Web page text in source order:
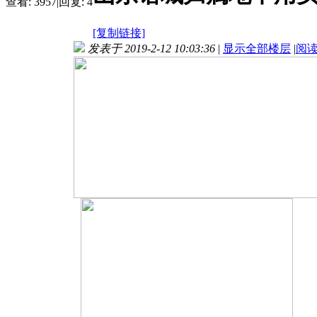
[复制链接]
发表于 2019-2-12 10:03:36 | 显示全部楼层 |阅